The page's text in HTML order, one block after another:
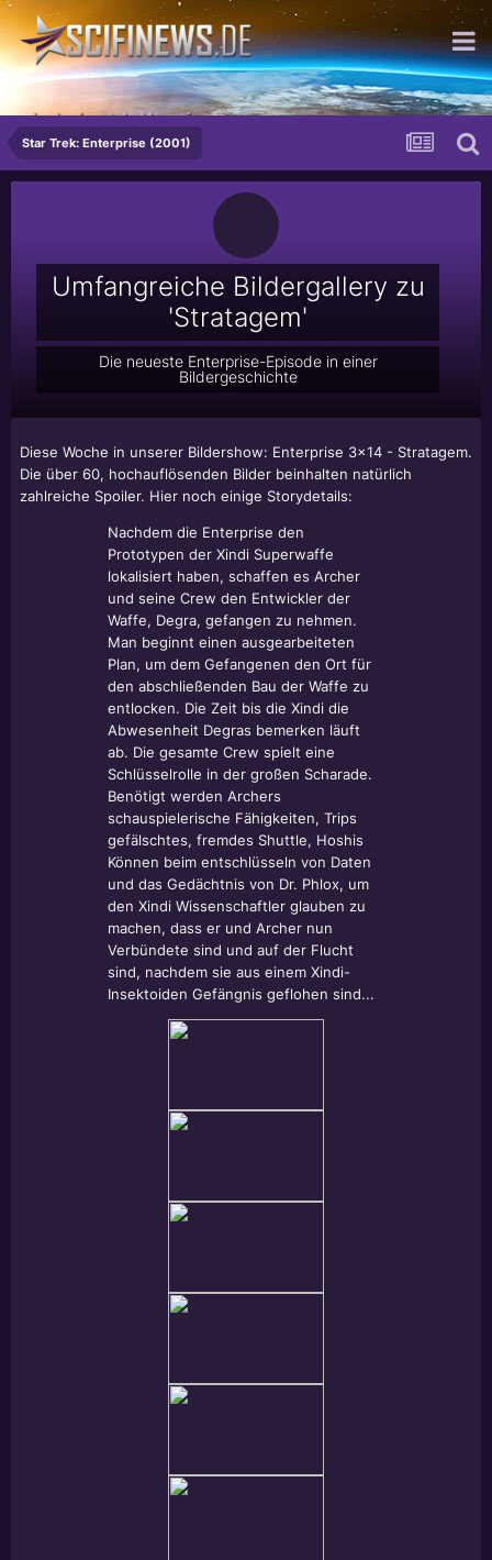
das horizontale Magazin
Star Trek: Enterprise (2001)
Umfangreiche Bildergallery zu
'Stratagem'
Die neueste Enterprise-Episode in einer
Bildergeschichte
Diese Woche in unserer Bildershow: Enterprise 3x14 - Stratagem.
Die über 60, hochauflösenden Bilder beinhalten natürlich
zahlreiche Spoiler. Hier noch einige Storydetails:
Nachdem die Enterprise den
Prototypen der Xindi Superwaffe
lokalisiert haben, schaffen es Archer
und seine Crew den Entwickler der
Waffe, Degra, gefangen zu nehmen.
Man beginnt einen ausgearbeiteten
Plan, um dem Gefangenen den Ort für
den abschließenden Bau der Waffe zu
entlocken. Die Zeit bis die Xindi die
Abwesenheit Degras bemerken läuft
ab. Die gesamte Crew spielt eine
Schlüsselrolle in der großen Scharade.
Benötigt werden Archers
schauspielerische Fähigkeiten, Trips
gefälschtes, fremdes Shuttle, Hoshis
Können beim entschlüsseln von Daten
und das Gedächtnis von Dr. Phlox, um
den Xindi Wissenschaftler glauben zu
machen, dass er und Archer nun
Verbündete sind und auf der Flucht
sind, nachdem sie aus einem Xindi-
Insektoiden Gefängnis geflohen sind...